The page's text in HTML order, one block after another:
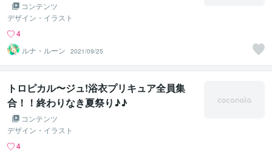
コンテンツ
デザイン・イラスト
4
ルナ・ルーン
2021/09/25
トロピカル〜ジュ!浴衣プリキュア全員集
合！！終わりなき夏祭り♪♪
コンテンツ
デザイン・イラスト
4